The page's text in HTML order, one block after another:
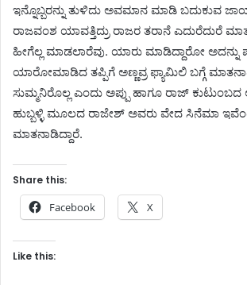
ಇನ್ನೊಬ್ಬರನ್ನು ತುಳಿದು ಅವಮಾನ ಮಾಡಿ ಬದುಕುವ
ರಾಜವಂಶ ಯಾವತ್ತಿದ್ರು ರಾಜರ ತರಾನೆ ಎದುರೆದುರೆ
ಹೀಗೆಲ್ಲ ಮಾಡಲಾರೆವು. ಯಾರು ಮಾಡಿದ್ದಾರೋ ಅದನ್ನು
ಯಾರೋ‌ಮಾಡಿದ ತಪ್ಪಿಗೆ ಅಣ್ಣವ್ರ ಫ್ಯಾಮಿಲಿ ಬಗ್ಗೆ
ಸುಮ್ಮನಿರೊಲ್ಲ ಎಂದು ಅಪ್ಪು ಹಾಗೂ ರಾಜ್
ಹುಬ್ಬಳ್ಳಿ ಮೂಲದ ರಾಜೇಶ್ ಅವರು ವೇದ ಸಿನೆಮಾ
ಮಾತನಾಡಿದ್ದಾರೆ.
Share this:
Facebook X
Like this: